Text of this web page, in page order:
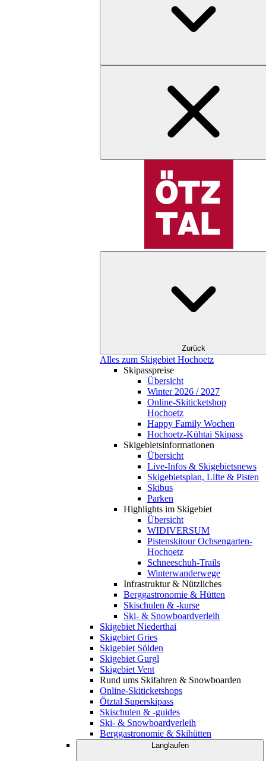
Zurück
Alles zum Skigebiet Hochoetz
Skipasspreise
Übersicht
Winter 2026 / 2027
Online-Skiticketshop
Hochoetz
Happy Family Wochen
Hochoetz-Kühtai Skipass
Skigebietsinformationen
Übersicht
Live-Infos & Skigebietsnews
Skigebietsplan, Lifte & Pisten
Skibus
Parken
Highlights im Skigebiet
Übersicht
WIDIVERSUM
Pistenskitour Ochsengarten-
Hochoetz
Schneeschuh-Trails
Winterwanderwege
Infrastruktur & Nützliches
Berggastronomie & Hütten
Skischulen & -kurse
Ski- & Snowboardverleih
Skigebiet Niederthai
Skigebiet Gries
Skigebiet Sölden
Skigebiet Gurgl
Skigebiet Vent
Rund ums Skifahren & Snowboarden
Online-Skiticketshops
Ötztal Superskipass
Skischulen & -guides
Ski- & Snowboardverleih
Berggastronomie & Skihütten
Langlaufen